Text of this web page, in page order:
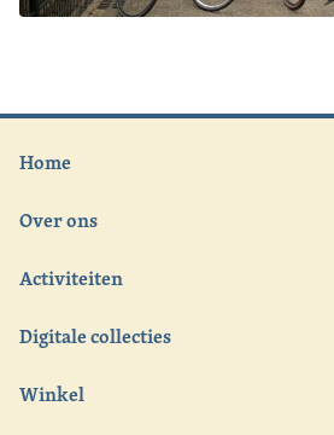
Home
Over ons
Activiteiten
Digitale collecties
Winkel